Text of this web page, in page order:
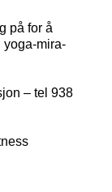
på for å
yoga-mira-
– tel 938